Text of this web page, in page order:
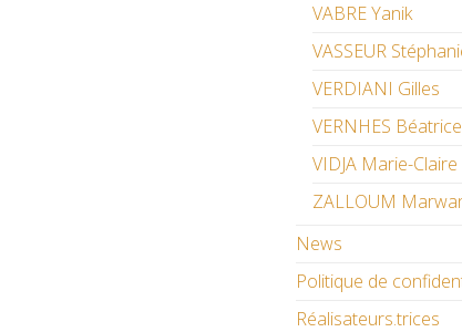
VABRE Yanik
VASSEUR
VERDIANI Gilles
VERNHES Béatrice
VIDJA Marie-Claire
ZALLOUM
News
Politique de
Réalisateurs.trices